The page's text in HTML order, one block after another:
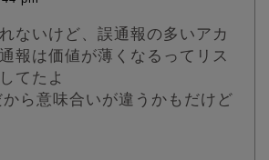
ないけど、誤通報の多いアカ
報は価値が薄くなるってリス
てたよ
ら意味合いが違うかもだけど